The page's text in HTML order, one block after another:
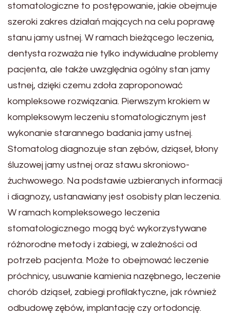
stomatologiczne to postępowanie, jakie obejmuje
szeroki zakres działań mających na celu poprawę
stanu jamy ustnej. W ramach bieżącego leczenia,
dentysta rozważa nie tylko indywidualne problemy
pacjenta, ale także uwzględnia ogólny stan jamy
ustnej, dzięki czemu zdoła zaproponować
kompleksowe rozwiązania. Pierwszym krokiem w
kompleksowym leczeniu stomatologicznym jest
wykonanie starannego badania jamy ustnej.
Stomatolog diagnozuje stan zębów, dziąseł, błony
śluzowej jamy ustnej oraz stawu skroniowo-
żuchwowego. Na podstawie uzbieranych informacji
i diagnozy, ustanawiany jest osobisty plan leczenia.
W ramach kompleksowego leczenia
stomatologicznego mogą być wykorzystywane
różnorodne metody i zabiegi, w zależności od
potrzeb pacjenta. Może to obejmować leczenie
próchnicy, usuwanie kamienia nazębnego, leczenie
chorób dziąseł, zabiegi profilaktyczne, jak również
odbudowę zębów, implantację czy ortodoncję.